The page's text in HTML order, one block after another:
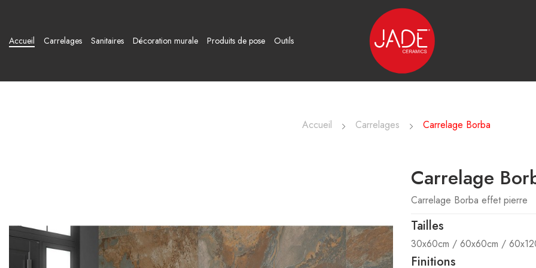
Accueil Carrelages Sanitaires Décoration murale Produits de pose Outils
Accueil Carrelages Carrelage Borba
Carrelage
Carrelage Borba effet pierre
Tailles
30x60cm / 60x60cm /
Finitions